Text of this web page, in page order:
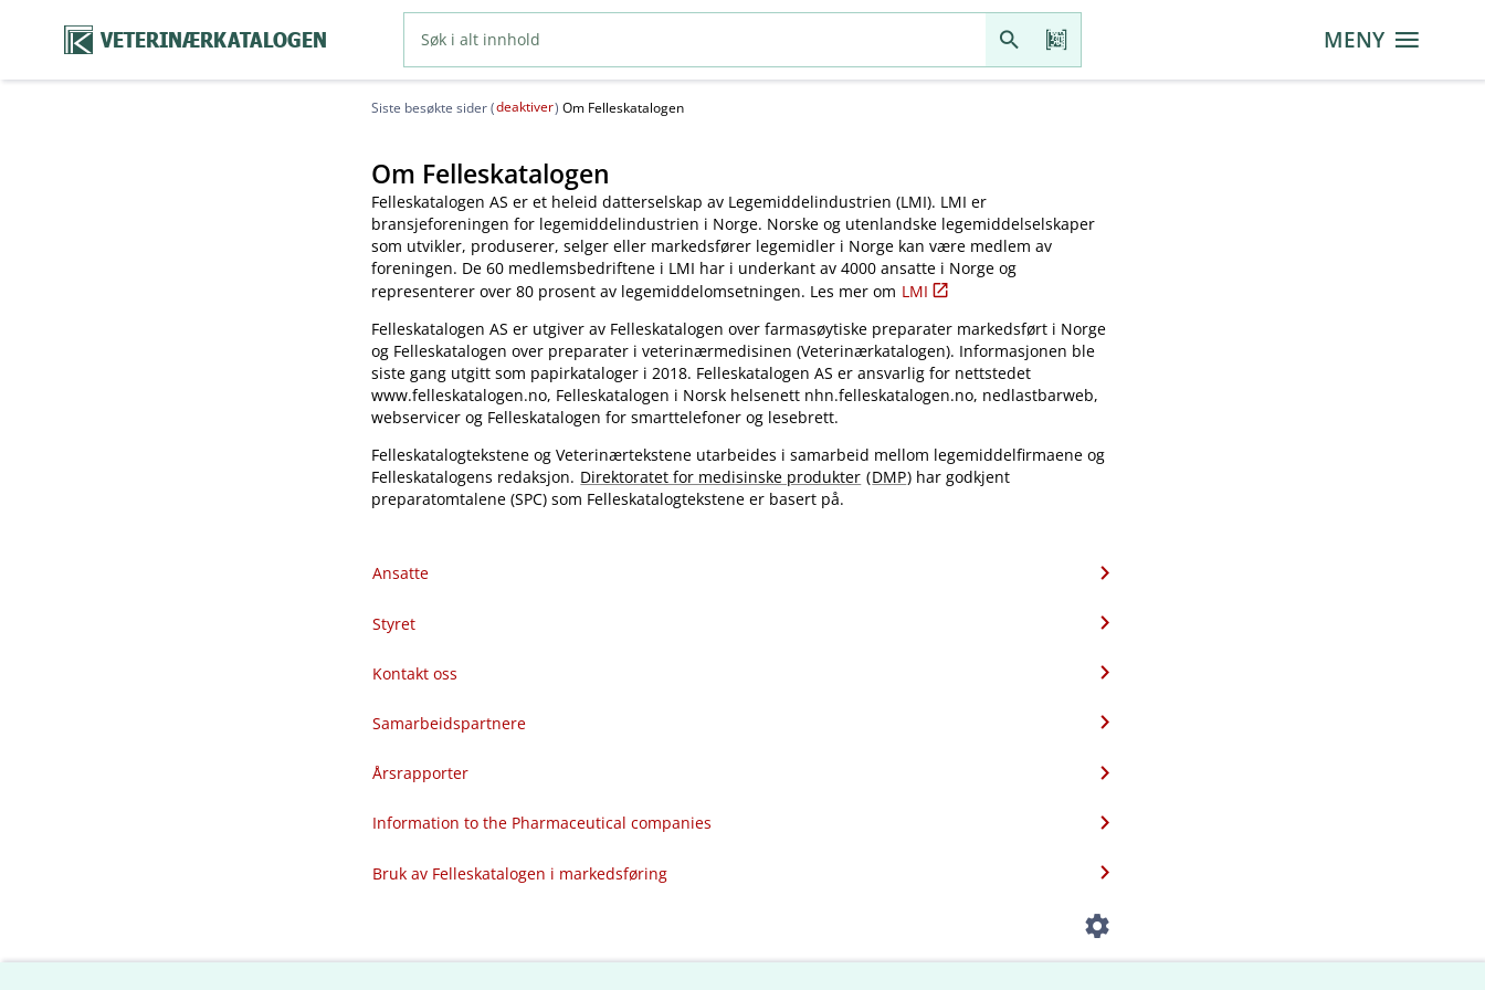
VETERINÆRKATALOGEN MENY
Siste besøkte sider (deaktiver) Om Felleskatalogen
Om Felleskatalogen
Felleskatalogen AS er et heleid datterselskap av Legemiddelindustrien (LMI). LMI er
bransjeforeningen for legemiddelindustrien i Norge. Norske og utenlandske legemiddelselskaper
som utvikler, produserer, selger eller markedsfører legemidler i Norge kan være medlem av
foreningen. De 60 medlemsbedriftene i LMI har i underkant av 4000 ansatte i Norge og
representerer over 80 prosent av legemiddelomsetningen. Les mer om LMI
Felleskatalogen AS er utgiver av Felleskatalogen over farmasøytiske preparater markedsført i Norge
og Felleskatalogen over preparater i veterinærmedisinen (Veterinærkatalogen). Informasjonen ble
siste gang utgitt som papirkataloger i 2018. Felleskatalogen AS er ansvarlig for nettstedet
www.felleskatalogen.no, Felleskatalogen i Norsk helsenett nhn.felleskatalogen.no, nedlastbarweb,
webservicer og Felleskatalogen for smarttelefoner og lesebrett.
Felleskatalogtekstene og Veterinærtekstene utarbeides i samarbeid mellom legemiddelfirmaene og
Felleskatalogens redaksjon. Direktoratet for medisinske produkter (DMP) har godkjent
preparatomtalene (SPC) som Felleskatalogtekstene er basert på.
Ansatte
Styret
Kontakt oss
Samarbeidspartnere
Årsrapporter
Information to the Pharmaceutical companies
Bruk av Felleskatalogen i markedsføring